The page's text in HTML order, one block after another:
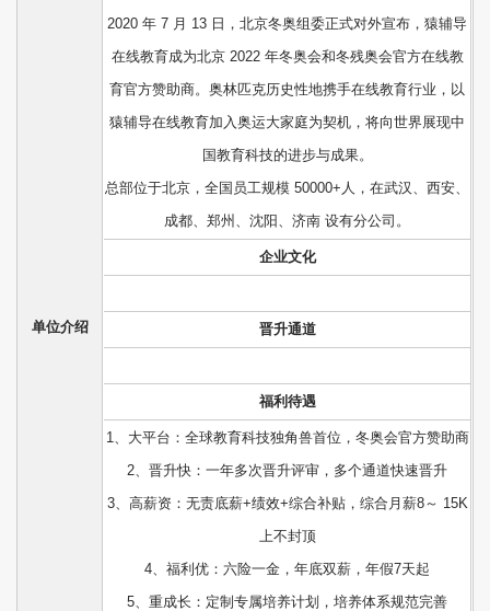
单位介绍
2020 年 7 月 13 日，北京冬奥组委正式对外宣布，猿辅导
在线教育成为北京 2022 年冬奥会和冬残奥会官方在线教
育官方赞助商。奥林匹克历史性地携手在线教育行业，以
猿辅导在线教育加入奥运大家庭为契机，将向世界展现中
国教育科技的进步与成果。
总部位于北京，全国员工规模 50000+人，在武汉、西安、
成都、郑州、沈阳、济南 设有分公司。
企业文化
晋升通道
福利待遇
1、大平台：全球教育科技独角兽首位，冬奥会官方赞助商
2、晋升快：一年多次晋升评审，多个通道快速晋升
3、高薪资：无责底薪+绩效+综合补贴，综合月薪8～ 15K
上不封顶
4、福利优：六险一金，年底双薪，年假7天起
5、重成长：定制专属培养计划，培养体系规范完善